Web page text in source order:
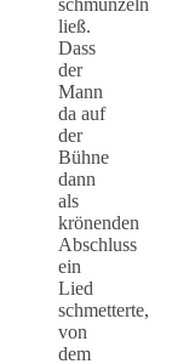
ließ.
Dass
der
Mann
da auf
der
Bühne
dann
als
krönenden
Abschluss
ein
Lied
schmetterte,
von
dem